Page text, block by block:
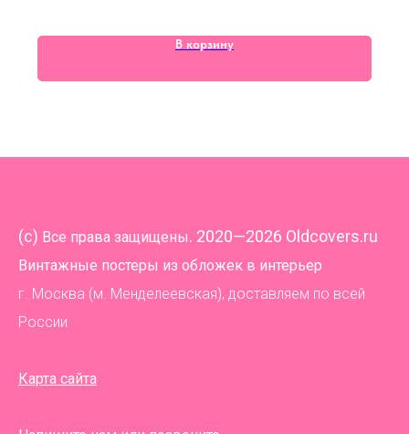
В корзину
(c) Все права защищены. 2020—2026 Oldcovers.ru
Винтажные постеры из обложек в интерьер
г. Москва (м. Менделеевская), доставляем по всей
России
Карта сайта